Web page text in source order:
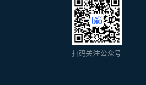
扫码关注公众号